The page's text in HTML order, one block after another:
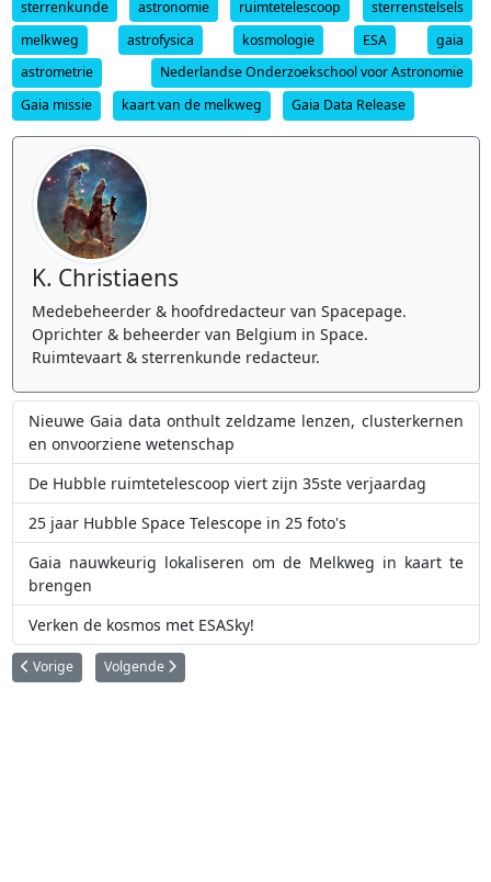
sterrenkunde astronomie ruimtetelescoop
sterrenstelsels
melkweg
astrofysica kosmologie ESA
gaia
astrometrie
Nederlandse Onderzoekschool voor Astronomie
Gaia missie
kaart van de melkweg Gaia Data Release
K. Christiaens
Medebeheerder & hoofdredacteur van Spacepage.
Oprichter & beheerder van Belgium in Space.
Ruimtevaart & sterrenkunde redacteur.
Nieuwe Gaia data onthult zeldzame lenzen, clusterkernen
en onvoorziene wetenschap
De Hubble ruimtetelescoop viert zijn 35ste verjaardag
25 jaar Hubble Space Telescope in 25 foto's
Gaia nauwkeurig lokaliseren om de Melkweg in kaart te
brengen
Verken de kosmos met ESASky!
Vorig artikel: De Chinese Xuntian ruimtetelescoop moet onze blik op het
Vorige Volgende artikel: Zeer koude detectoren onthullen het
Volgende